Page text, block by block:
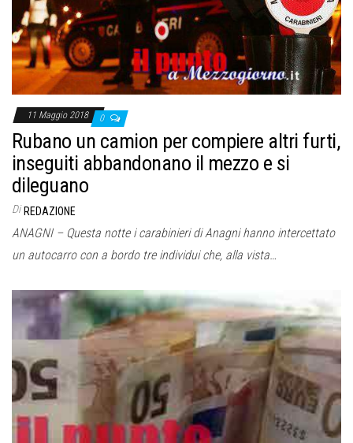
11 Maggio 2018 0
Rubano un camion per compiere altri furti,
inseguiti abbandonano il mezzo e si
dileguano
Di REDAZIONE
ANAGNI – Questa notte i carabinieri di Anagni hanno intercettato
un autocarro con a bordo tre individui che, alla vista…